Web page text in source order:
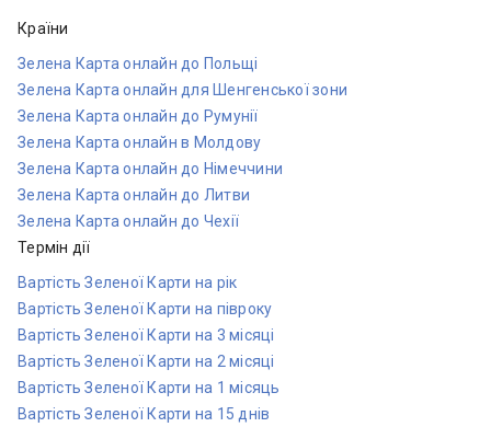
Країни
Зелена Карта онлайн до Польщі
Зелена Карта онлайн для Шенгенської зони
Зелена Карта онлайн до Румунії
Зелена Карта онлайн в Молдову
Зелена Карта онлайн до Німеччини
Зелена Карта онлайн до Литви
Зелена Карта онлайн до Чехії
Термін дії
Вартість Зеленої Карти на рік
Вартість Зеленої Карти на півроку
Вартість Зеленої Карти на 3 місяці
Вартість Зеленої Карти на 2 місяці
Вартість Зеленої Карти на 1 місяць
Вартість Зеленої Карти на 15 днів